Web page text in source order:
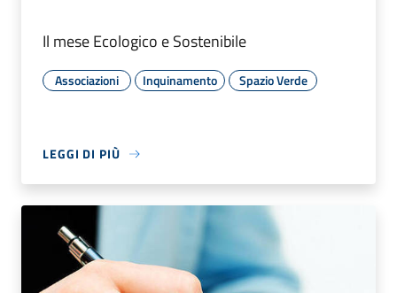
Il mese Ecologico e Sostenibile
Associazioni Inquinamento Spazio Verde
LEGGI DI PIÙ